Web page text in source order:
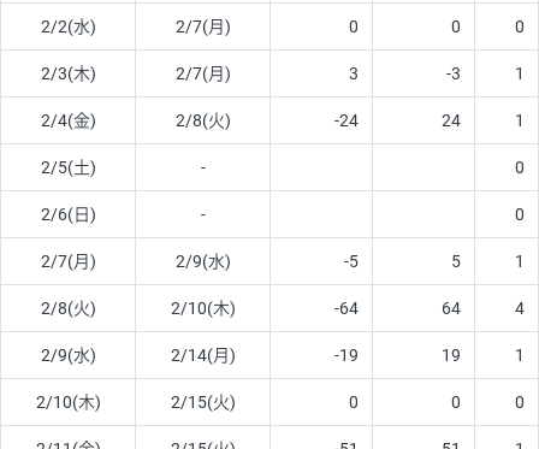
2/2(水) 2/7(月) 0 0 0
2/3(木) 2/7(月) 3 -3 1
2/4(金) 2/8(火) -24 24 1
2/5(土) - 0
2/6(日) - 0
2/7(月) 2/9(水) -5 5 1
2/8(火) 2/10(木) -64 64 4
2/9(水) 2/14(月) -19 19 1
2/10(木) 2/15(火) 0 0 0